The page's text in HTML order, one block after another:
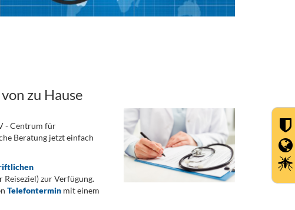
zu Hause
- Centrum für
Beratung jetzt einfach
zur Verfügung.
Telefonterminmit einem